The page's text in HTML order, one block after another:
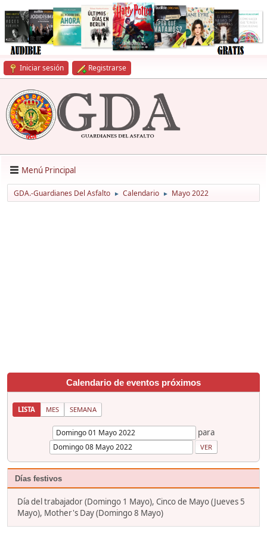
Iniciar sesión Registrarse
Menú Principal
GDA.-Guardianes Del Asfalto ► Calendario ► Mayo 2022
Calendario de eventos próximos
LISTA MES SEMANA
para
Días festivos
Día del trabajador (Domingo 1 Mayo), Cinco de Mayo (Jueves 5
Mayo), Mother's Day (Domingo 8 Mayo)